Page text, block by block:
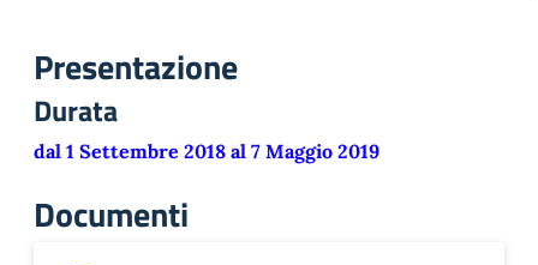
Presentazione
Durata
dal 1 Settembre 2018 al 7 Maggio 2019
Documenti